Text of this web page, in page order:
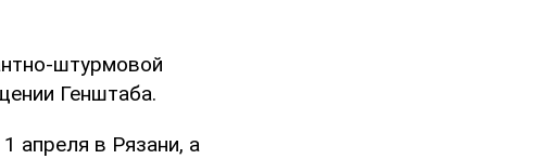
штурмовой
Генштаба.
апреля в Рязани, а